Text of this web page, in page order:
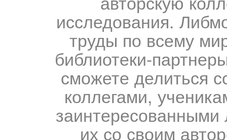
исследования.
труды по всему
библиотеки-
сможете делиться
коллегами,
их со своим